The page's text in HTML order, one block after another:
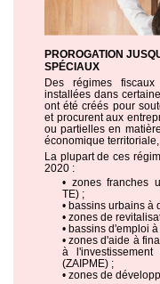
PROROGATION
SPÉCIAUX
Des régimes
installées dans
ont été créés pour
et procurent aux
ou partielles en
économique
La plupart de ces
2020 :
• zones franches
TE) ;
• bassins urbains à
• zones de
• bassins d'emploi
• zones d'aide à
à
(ZAIPME) ;
• zones de